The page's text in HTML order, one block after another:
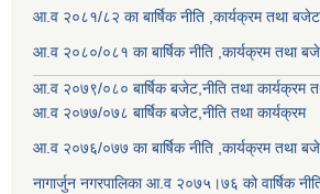
आ.व २०८१/८२ का बार्षिक नीति ,कार्यक्रम तथा
आ.व २०८०/०८१ का बार्षिक नीति ,कार्यक्रम तथा
आ.व २०७९/०८० बार्षिक बजेट,नीति तथा कार्यक्रम
आ.व २०७७/०७८ बार्षिक बजेट,नीति तथा कार्यक्रम
आ.व २०७६/०७७ का बार्षिक नीति ,कार्यक्रम तथा
नागार्जुन नगरपालिका आ.व २०७५।७६ को वार्षिक